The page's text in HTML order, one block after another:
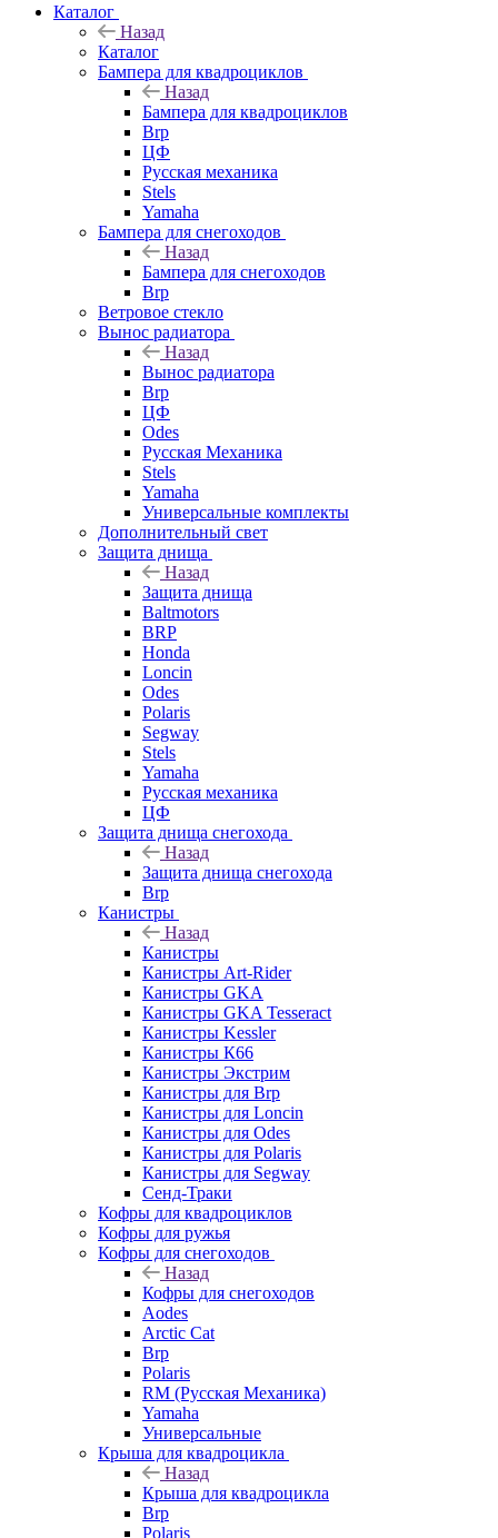
Каталог
Назад
Каталог
Бампера для квадроциклов
Назад
Бампера для квадроциклов
Brp
ЦФ
Русская механика
Stels
Yamaha
Бампера для снегоходов
Назад
Бампера для снегоходов
Brp
Ветровое стекло
Вынос радиатора
Назад
Вынос радиатора
Brp
ЦФ
Odes
Русская Механика
Stels
Yamaha
Универсальные комплекты
Дополнительный свет
Защита днища
Назад
Защита днища
Baltmotors
BRP
Honda
Loncin
Odes
Polaris
Segway
Stels
Yamaha
Русская механика
ЦФ
Защита днища снегохода
Назад
Защита днища снегохода
Brp
Канистры
Назад
Канистры
Канистры Art-Rider
Канистры GKA
Канистры GKA Tesseract
Канистры Kessler
Канистры К66
Канистры Экстрим
Канистры для Brp
Канистры для Loncin
Канистры для Odes
Канистры для Polaris
Канистры для Segway
Сенд-Траки
Кофры для квадроциклов
Кофры для ружья
Кофры для снегоходов
Назад
Кофры для снегоходов
Aodes
Arctic Cat
Brp
Polaris
RM (Русская Механика)
Yamaha
Универсальные
Крыша для квадроцикла
Назад
Крыша для квадроцикла
Brp
Polaris